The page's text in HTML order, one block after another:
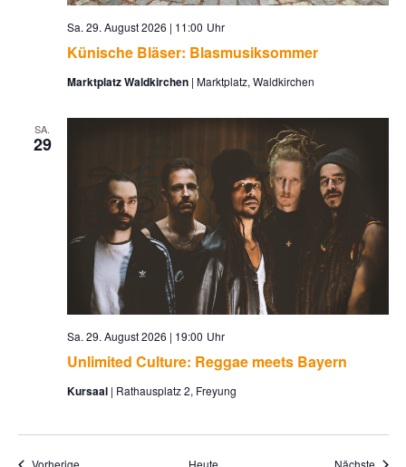
Künische Bläser: Blasmusiksommer
Sa. 29. August 2026 | 11:00
Marktplatz Waldkirchen Marktplatz, Waldkirchen
SA.
29
Unlimited Culture: Reggae meets Bayern
Sa. 29. August 2026 | 19:00
Kursaal Rathausplatz 2, Freyung
Veranstaltungen